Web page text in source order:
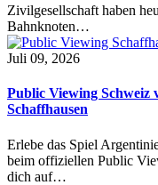
Zivilgesellschaft haben
Bahnknoten…
Juli 09, 2026
Public Viewing Schweiz
Schaffhausen
Erlebe das Spiel
beim offiziellen Public
dich auf…